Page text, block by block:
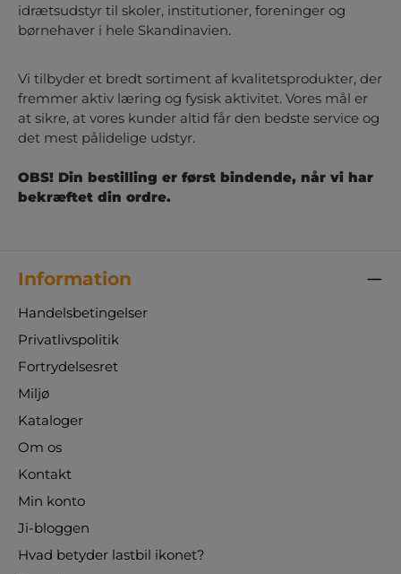
idrætsudstyr til skoler, institutioner, foreninger og
børnehaver i hele Skandinavien.
Vi tilbyder et bredt sortiment af kvalitetsprodukter, der
fremmer aktiv læring og fysisk aktivitet. Vores mål er
at sikre, at vores kunder altid får den bedste service og
det mest pålidelige udstyr.
OBS! Din bestilling er først bindende, når vi har
bekræftet din ordre.
Information
Handelsbetingelser
Privatlivspolitik
Fortrydelsesret
Miljø
Kataloger
Om os
Kontakt
Min konto
Ji-bloggen
Hvad betyder lastbil ikonet?